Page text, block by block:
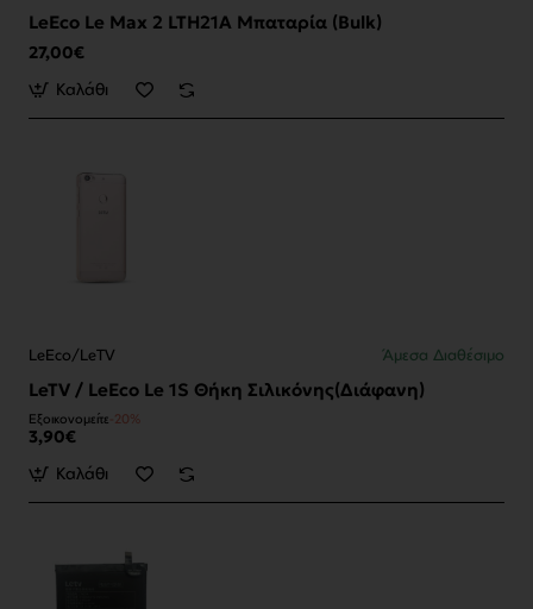
LeEco Le Max 2 LTH21A Μπαταρία (Bulk)
27,00€
Καλάθι
LeEco/LeTV Άμεσα Διαθέσιμο
LeTV / LeEco Le 1S Θήκη Σιλικόνης(Διάφανη)
Εξοικονομείτε -20%
3,90€
Καλάθι